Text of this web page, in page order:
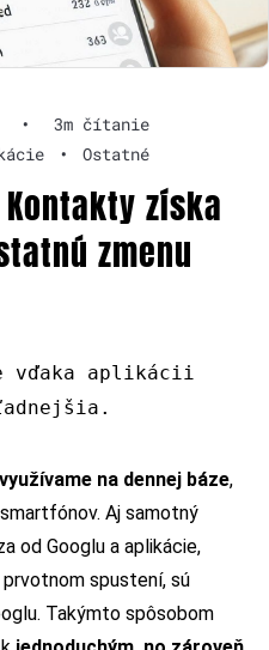
•
3m čítanie
• Ostatné
získa
zmenu
vďaka aplikácii
na dennej báze,
Aj samotný
od Googlu a aplikácie,
spustení, sú
Takýmto spôsobom